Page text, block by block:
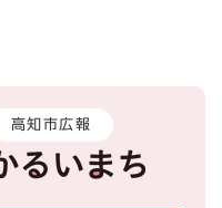
高知市広報